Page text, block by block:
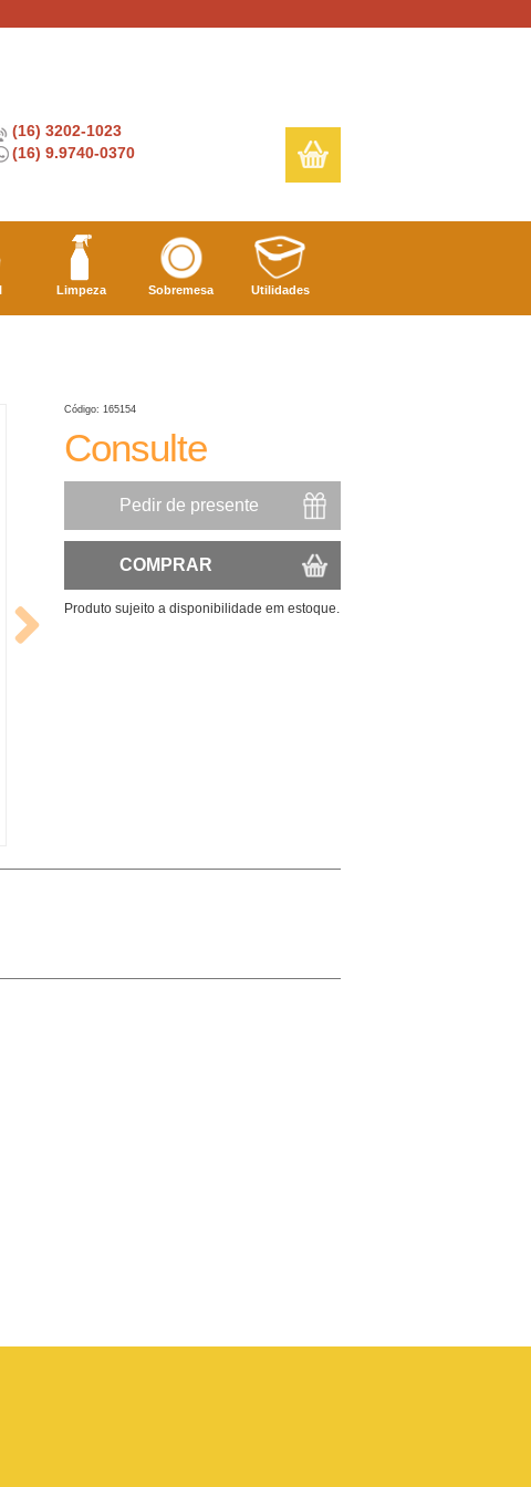
(16) 3202-1023
(16) 9.9740-0370
Limpeza Sobremesa Utilidades
Código: 165154
Consulte
Pedir de presente
COMPRAR
Produto sujeito a disponibilidade em estoque.